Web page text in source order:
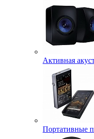
Активная
Портативные